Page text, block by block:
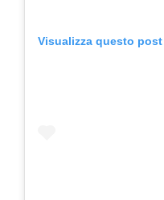
Visualizza questo